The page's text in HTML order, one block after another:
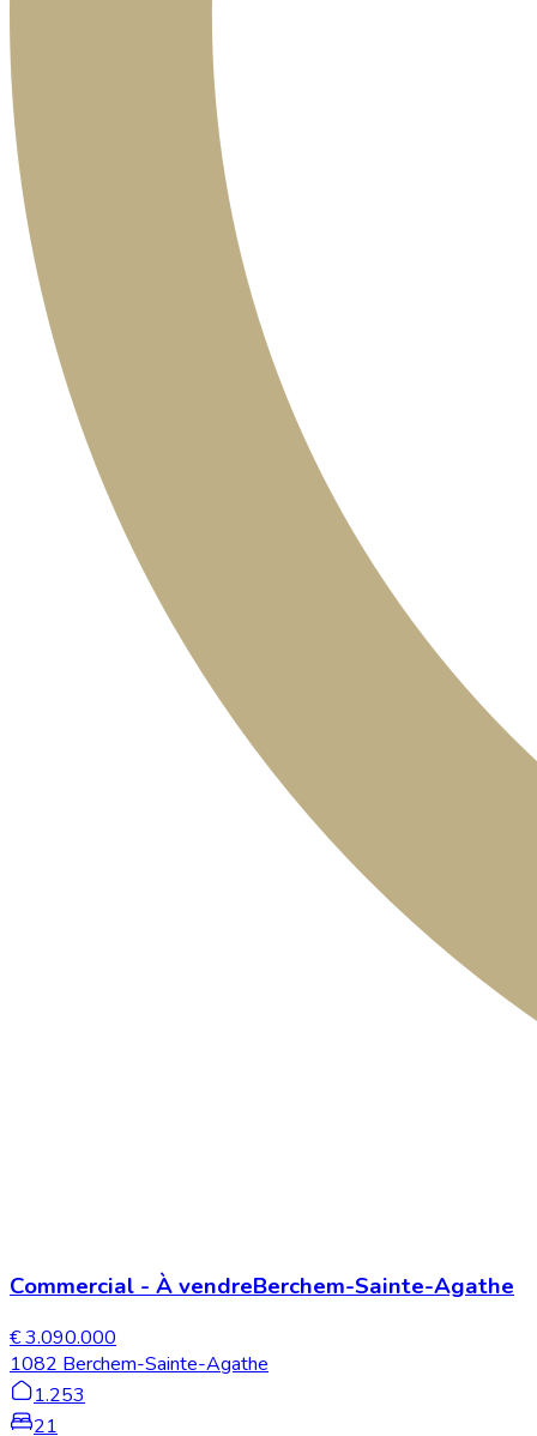
Commercial - À vendreBerchem-Sainte-Agathe
€ 3.090.000
1082 Berchem-Sainte-Agathe
1.253
21